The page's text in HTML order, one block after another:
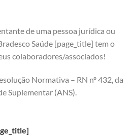
de uma pessoa jurídica ou
Saúde [page_title] tem o
colaboradores/associados!
Normativa – RN nº 432, da
Suplementar (ANS).